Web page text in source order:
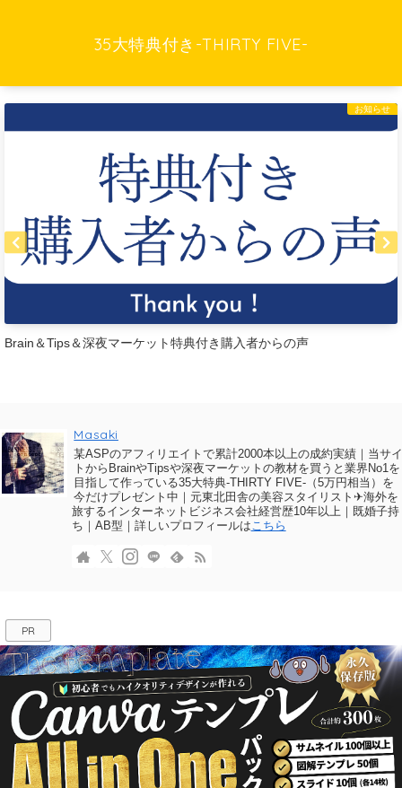
35大特典付き-THIRTY FIVE-
お知らせ
【CONTENTS OF THE YEAR 2025】今年No.1の評価だったコンテン
Masaki
某ASPのアフィリエイトで累計2000本以上の成約実績｜当サ
トからBrainやTipsや深夜マーケットの教材を買うと業界No1を
目指して作っている35大特典-THIRTY FIVE-（5万円相当）を
今だけプレゼント中｜元東北田舎の美容スタイリスト✈海外を
旅するインターネットビジネス会社経営歴10年以上｜既婚子持
ち｜AB型｜詳しいプロフィールはこちら
PR